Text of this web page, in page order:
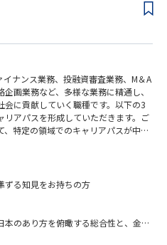
ジェクト計画、ベンダーマネジメン
します。決められた仕様を実装する
どのように進めるか」から関与でき
ら、金融業務に対する理解と、シス
の知見を掛け合わせてキャリアを形
リアを広げられる
みながら、より規模の大きな案件や
ドなどへ役割を広げていただくこと
チームリーダーになれる方」が中心で
がちですが、当社では上流から一貫
・育成経験
立場の異なる関係者と円滑にコミュ
ながら解決に向けて行動できる方
位を付けて着実に推進できる方
を持ち、丁寧かつ粘り強く業務に取り
や進め方を柔軟に取り入れられる方
来的にチームや組織をリードしたい方
ナンス業務、投融資審査業務、M＆A
画業務など、多様な業務に精通し、
に貢献していく職種です。以下の3
アパスを形成していただきます。ご
特定の領域でのキャリアパスが中心
域を跨いで幅広くご活躍頂く場合も
ースに、様々な事業法人や金融法人に
ーションを提供していただきます。
ずる知見をお持ちの方
のあり方を俯瞰する総合性と、金融
を併せもった人材を求めています。